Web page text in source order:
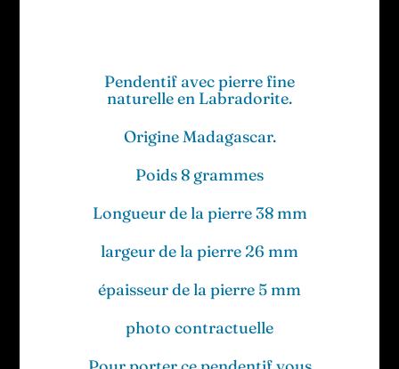
Pendentif avec pierre fine
naturelle en Labradorite.
Origine Madagascar.
Poids 8 grammes
Longueur de la pierre 38 mm
largeur de la pierre 26 mm
épaisseur de la pierre 5 mm
photo contractuelle